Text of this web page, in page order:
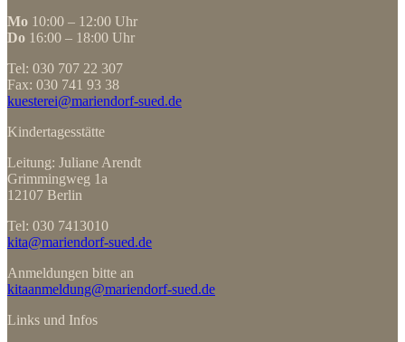
Mo 10:00 – 12:00 Uhr
Do 16:00 – 18:00 Uhr
Tel: 030 707 22 307
Fax: 030 741 93 38
kuesterei@mariendorf-sued.de
Kindertagesstätte
Leitung: Juliane Arendt
Grimmingweg 1a
12107 Berlin
Tel: 030 7413010
kita@mariendorf-sued.de
Anmeldungen bitte an
kitaanmeldung@mariendorf-sued.de
Links und Infos